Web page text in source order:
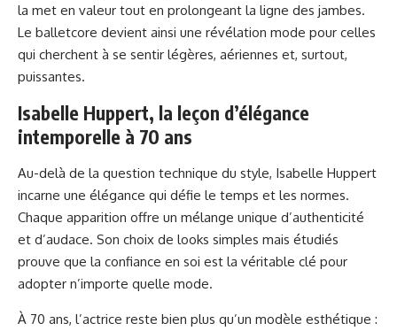
la met en valeur tout en prolongeant la ligne des jambes.
Le balletcore devient ainsi une révélation mode pour celles
qui cherchent à se sentir légères, aériennes et, surtout,
puissantes.
Isabelle Huppert, la leçon d’élégance
intemporelle à 70 ans
Au-delà de la question technique du style, Isabelle Huppert
incarne une élégance qui défie le temps et les normes.
Chaque apparition offre un mélange unique d’authenticité
et d’audace. Son choix de looks simples mais étudiés
prouve que la confiance en soi est la véritable clé pour
adopter n’importe quelle mode.
À 70 ans, l’actrice reste bien plus qu’un modèle esthétique :